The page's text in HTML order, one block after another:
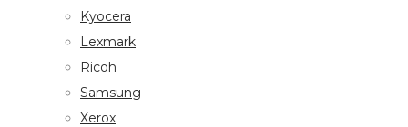
Kyocera
Lexmark
Ricoh
Samsung
Xerox